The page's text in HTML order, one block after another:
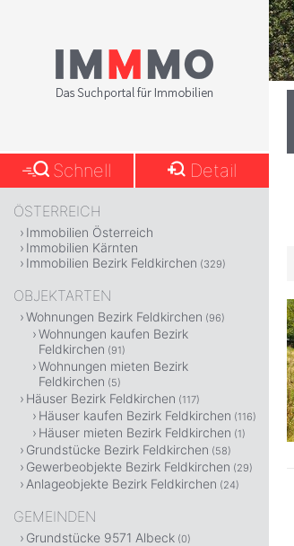
Schnell Detail
ÖSTERREICH
Immobilien Österreich
Immobilien Kärnten
Immobilien Bezirk Feldkirchen (329)
OBJEKTARTEN
Wohnungen Bezirk Feldkirchen (96)
Wohnungen kaufen Bezirk
Feldkirchen (91)
Wohnungen mieten Bezirk
Feldkirchen (5)
Häuser Bezirk Feldkirchen (117)
Häuser kaufen Bezirk Feldkirchen (116)
Häuser mieten Bezirk Feldkirchen (1)
Grundstücke Bezirk Feldkirchen (58)
Gewerbeobjekte Bezirk Feldkirchen (29)
Anlageobjekte Bezirk Feldkirchen (24)
GEMEINDEN
Grundstücke 9571 Albeck (0)